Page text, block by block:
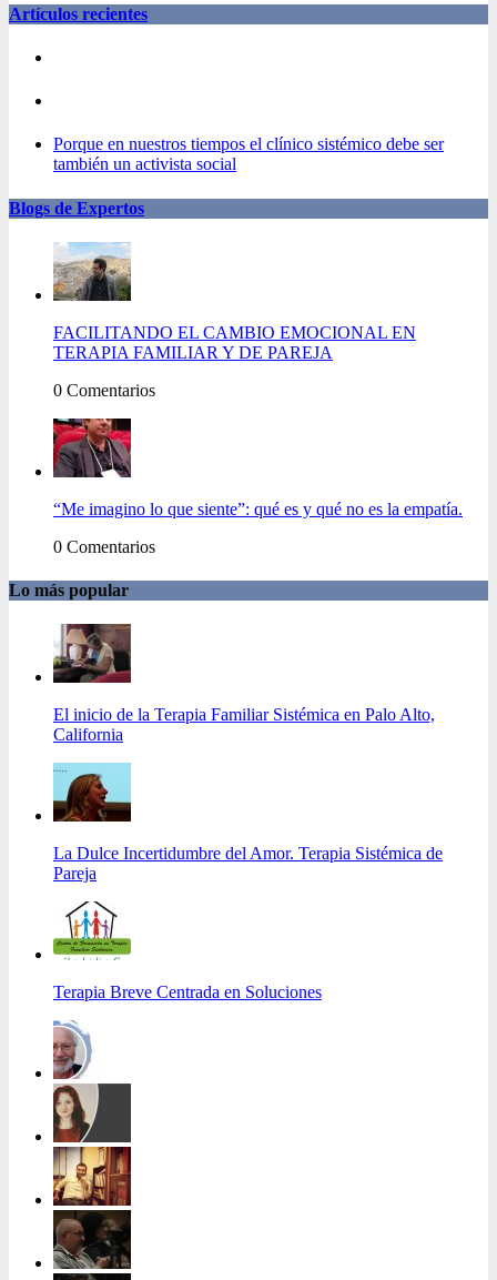
Artículos recientes
Porque en nuestros tiempos el clínico sistémico debe ser
también un activista social
Blogs de Expertos
FACILITANDO EL CAMBIO EMOCIONAL EN
TERAPIA FAMILIAR Y DE PAREJA
0 Comentarios
“Me imagino lo que siente”: qué es y qué no es la empatía.
0 Comentarios
Lo más popular
El inicio de la Terapia Familiar Sistémica en Palo Alto,
California
La Dulce Incertidumbre del Amor. Terapia Sistémica de
Pareja
Terapia Breve Centrada en Soluciones